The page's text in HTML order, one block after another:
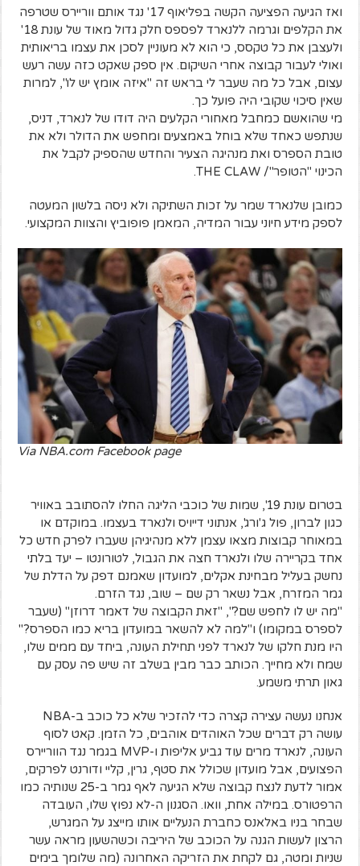
ואז הגיעה הפציעה הקשה בפליאוף 17' נגד אותם ווריירס שטרפה
את הקלפים וגרמה ללנארד לפספס חלק גדול מאוד של עונת 18'
ולעצבן את כל טקסס, כי הוא לא מעוניין לסכן את עצמו בריאותית
ואולי לעבור קבוצה אחרי השיקום. אין ספק שאקט כזה עשה רעש
עצום, אבל כל מה שעבר לי בראש זה "איזה אומץ יש לו", למרות
שאין סיכוי שקובי היה פועל כך.
מי שהואשם כמחבל מאחורי הקלעים היה דודו של לנארד, דניס,
שנתפש כאחד שלא בוחל באמצעים ומחפש את הדולר ולא את
טובת הספרס ואת מנהיגה הצעיר והחדש שהספיק לקבל את
הכינוי "הטופר"/ THE CLAW.
כמובן שלנארד שמר על זכות השתיקה ולא ניסה בלשון המעטה
לספק מידע חיוני עבור המדיה, המאמן פופוביץ והצוות המקצועי.
Via NBA.com Facebook page
בטרום עונת 19', שמות של כוכבי הליגה החלו להסתובב באוויר
כגון לברון, פול ג'ורג', אנתוני דייויס ולנארד בעצמו. במוקדם או
במאוחר קבוצות מצאו עצמן ללא מנהיגיהן שעברו לפרק חדש כל
אחד בקריירה שלו ולנארד חצה את הגבול, לטורונטו – יעד בלתי
נחשק בעליל מבחינת אקלים, למועדון שאמנם דפק על הדלת של
גמר המזרח, אבל נשאר רק שם – שוב, נגד הזרם.
"מה יש לו לחפש שם?", "זאת הקבוצה של דאמר דרוזן" (שעבר
לספרס במקומו) ו"למה לא להשאר במועדון בריא כמו הספרס?"
היו מנת חלקו של לנארד לפני תחילת העונה, ביחד עם ממים שלו,
שמח ולא מחייך. הכותב כבר מבין בשלב זה שיש פה עסק עם
גאון תרתי משמע.
אנחנו נעשה עצירה קצרה כדי להזכיר שלא כל כוכב ב-NBA
עושה רק דברים שכל האוהדים אוהבים, כל הזמן. קאט לסוף
העונה, לנארד מרים עוד גביע אליפות ו-MVP בגמר נגד הווריירס
הפצועים, אבל מועדון שכולל את סטף, גרין, קליי ודורנט לפרקים,
אמור לדעת לנצח קבוצה שלא הגיעה לאף גמר ב-25 שנותיה כמו
הרפטורס. במילה אחת, וואו. הסגנון ה-לא נפוץ שלו, העובדה
שבחר בניו באלאנס כחברת הנעליים אותו מייצג על המגרש,
הרצון לעשות הגנה על הכוכב של היריבה וכשהשעון מראה עשר
שניות ומטה, גם לקחת את הזריקה האחרונה (מה שלומך בימים